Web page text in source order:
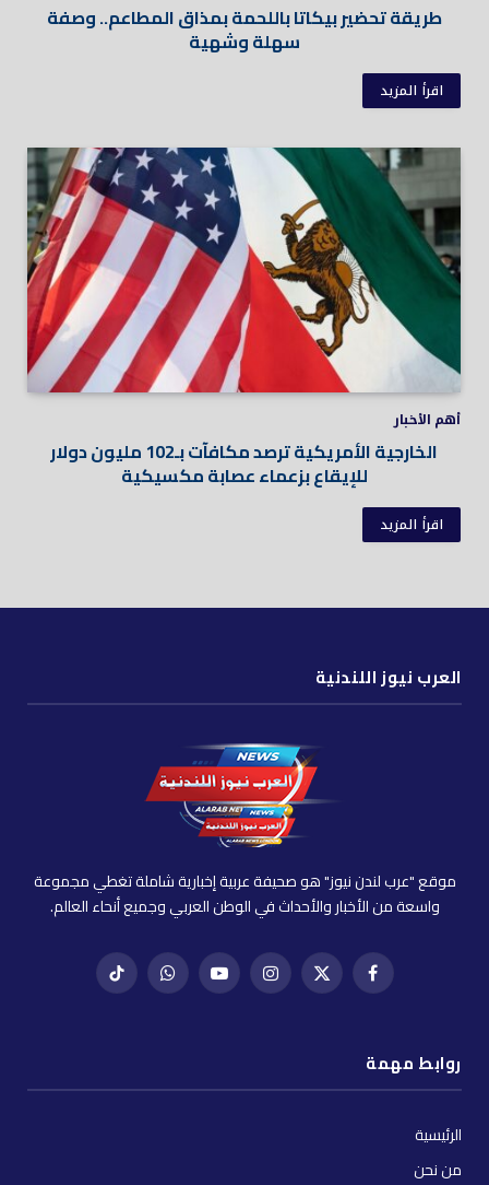
طريقة تحضير بيكاتا باللحمة بمذاق المطاعم.. وصفة
سهلة وشهية
اقرأ المزيد
أهم الأخبار
الخارجية الأمريكية ترصد مكافآت بـ102 مليون دولار
للإيقاع بزعماء عصابة مكسيكية
اقرأ المزيد
العرب نيوز اللندنية
موقع "عرب لندن نيوز" هو صحيفة عربية إخبارية شاملة تغطي مجموعة
واسعة من الأخبار والأحداث في الوطن العربي وجميع أنحاء العالم.
فيسبوكX
إنستغراميوتيوب واتساب تيك
روابط مهمة
الرئيسية
من نحن